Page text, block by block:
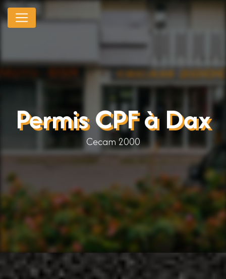
Permis CPF à Dax
Cecam 2000
Panneau de gestion des cookies